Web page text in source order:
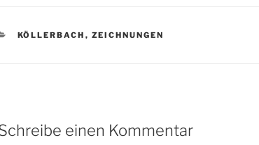
KATEGORIEN
KÖLLERBACH , ZEICHNUNGEN
einen Kommentar